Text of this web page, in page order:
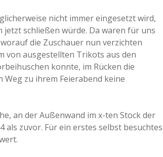
nicht immer eingesetzt wird,
schließen würde. Da waren für uns
die Zuschauer nun verzichten
von ausgestellten Trikots aus den
konnte, im Rücken die
zu ihrem Feierabend keine
an der Außenwand im x-ten Stock der
als zuvor. Für ein erstes selbst besuchtes